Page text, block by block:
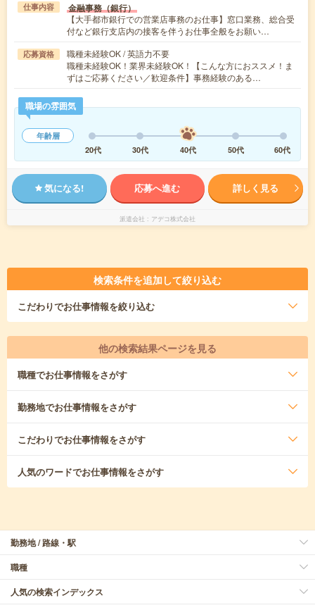
仕事内容 金融事務（銀行）
【大手都市銀行での営業店事務のお仕事】窓口業務、総合受
付など銀行支店内の接客を伴うお仕事全般をお願い…
応募資格
職種未経験OK / 英語力不要
職種未経験OK！業界未経験OK！【こんな方におススメ！ま
ずはご応募ください／歓迎条件】事務経験のある…
職場の雰囲気
年齢層
20代
30代 40代 50代 60代
気になる! 応募へ進む 詳しく見る
派遣会社 アデコ株式会社
検索条件を追加して絞り込む
こだわりでお仕事情報を絞り込む
他の検索結果ページを見る
職種でお仕事情報をさがす
勤務地でお仕事情報をさがす
こだわりでお仕事情報をさがす
人気のワードでお仕事情報をさがす
勤務地 / 路線・駅
職種
人気の検索インデックス